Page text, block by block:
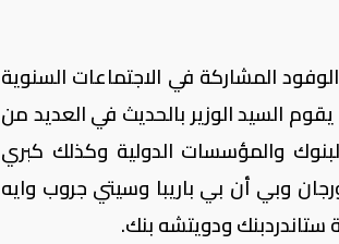
المشاركة في الاجتماعات السنوية
السيد الوزير بالحديث في العديد من
والمؤسسات الدولية وكذلك كبري
وبي أن بي باريبا وسيتي جروب وايه
ودويتشه بنك.